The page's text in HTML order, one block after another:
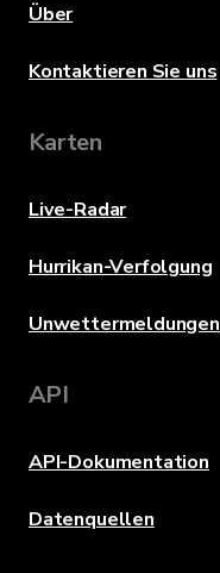
Über
Kontaktieren Sie uns
Karten
Live-Radar
Hurrikan-Verfolgung
Unwettermeldungen
API
API-Dokumentation
Datenquellen